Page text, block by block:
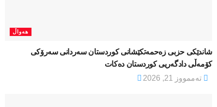
هەواڵ
شاندێکی حزبی زەحمەتکێشانی کوردستان سەردانی سەرۆکی
کۆمەڵی دادگەریی کوردستان دەکات
تەممووز 21, 2026